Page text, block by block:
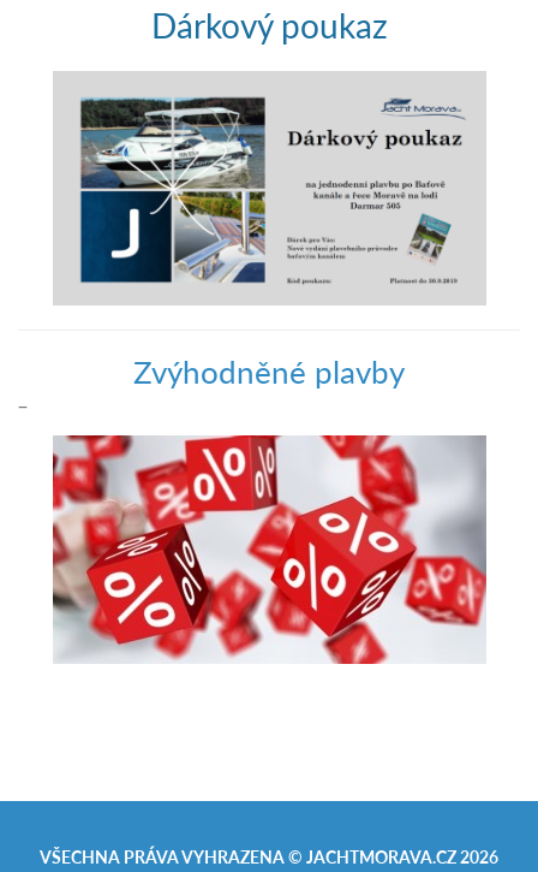
Dárkový poukaz
Zvýhodněné plavby
–
VŠECHNA PRÁVA VYHRAZENA © JACHTMORAVA.CZ2026